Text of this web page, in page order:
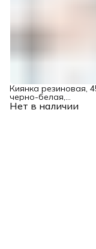
Нет в наличии
Киянка резиновая,
черно-белая,
фибергласовая